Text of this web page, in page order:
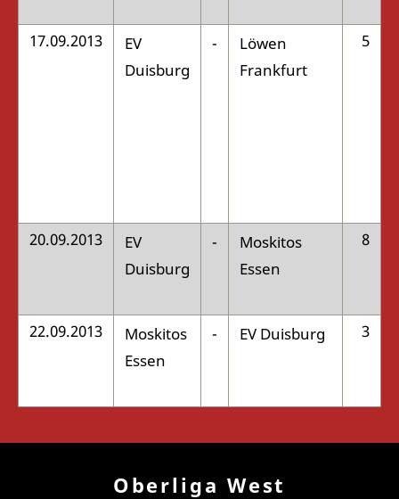
17.09.2013
EV
Duisburg
-
Löwen
Frankfurt
5
20.09.2013
EV
Duisburg
-
Moskitos
Essen
8
22.09.2013
Moskitos
Essen
- EV Duisburg 3
Oberliga West